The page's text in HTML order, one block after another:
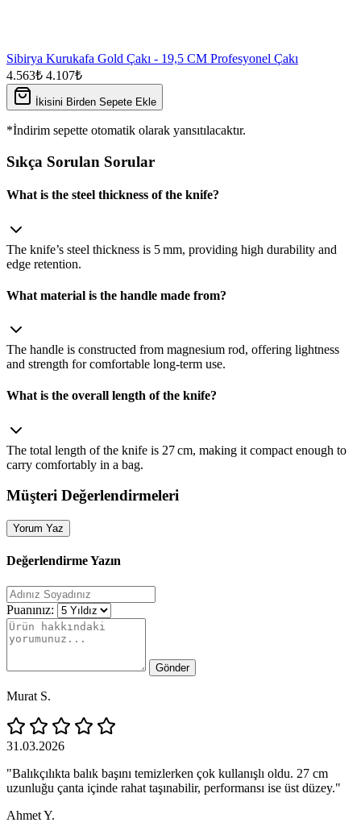
Sibirya Kurukafa Gold Çakı - 19,5 CM Profesyonel Çakı
4.563₺ 4.107₺
İkisini Birden Sepete Ekle
*İndirim sepette otomatik olarak yansıtılacaktır.
Sıkça Sorulan Sorular
What is the steel thickness of the knife?
The knife’s steel thickness is 5 mm, providing high durability and
edge retention.
What material is the handle made from?
The handle is constructed from magnesium rod, offering lightness
and strength for comfortable long‑term use.
What is the overall length of the knife?
The total length of the knife is 27 cm, making it compact enough to
carry comfortably in a bag.
Müşteri Değerlendirmeleri
Yorum Yaz
Değerlendirme Yazın
Puanınız:
Gönder
Murat S.
31.03.2026
"Balıkçılıkta balık başını temizlerken çok kullanışlı oldu. 27 cm
uzunluğu çanta içinde rahat taşınabilir, performansı ise üst düzey."
Ahmet Y.